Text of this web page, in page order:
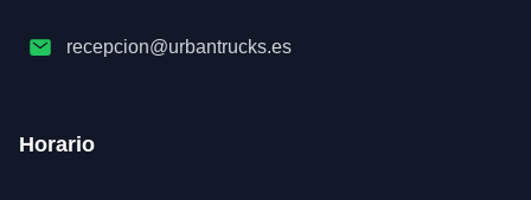
recepcion@urbantrucks.es
Horario